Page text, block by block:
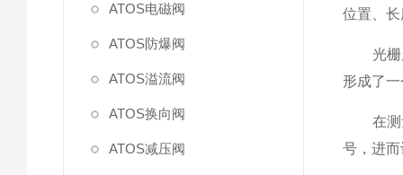
ATOS电磁阀
ATOS防爆阀
ATOS溢流阀
ATOS换向阀
ATOS减压阀
位置、
光栅尺
形成了
在测量
号，进